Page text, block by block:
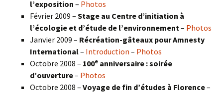
l’exposition – Photos
Février 2009 – Stage au Centre d’initiation à
l’écologie et d’étude de l’environnement – Photos
Janvier 2009 – Récréation-gâteaux pour Amnesty
International– Introduction – Photos
Octobre 2008 – 100e anniversaire : soirée
d’ouverture– Photos
Octobre 2008 – Voyage de fin d’études à Florence–